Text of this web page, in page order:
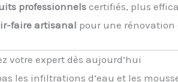
professionnelscertifiés, plus
faire artisanal pour une
votre expert dès aujourd’hui
les infiltrations d’eau et les